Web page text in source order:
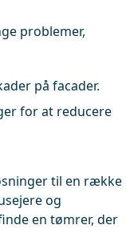
problemer,
på facader.
for at reducere
til en række
og
en tømrer, der